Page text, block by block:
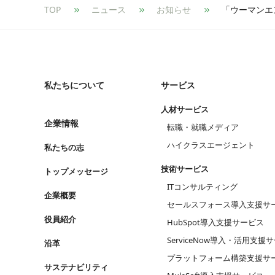
TOP ニュース お知らせ
私たちについて
企業情報
私たちの志
トップメッセージ
企業概要
役員紹介
沿革
サステナビリティ
サービス
人材サービス
転職・就職メディア
ハイクラスエージェント
技術サービス
ITコンサルティング
セールスフォース導入支援サ
HubSpot導入支援サービス
ServiceNow導入・活用支援
プラットフォーム構築支援サ